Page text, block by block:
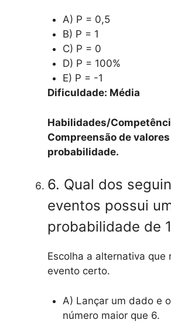
A) P = 0,5
B) P = 1
C) P = 0
D) P = 100%
E) P = -1
Dificuldade: Média
Habilidades/
Compreensão de
probabilidade.
6. Qual dos
eventos possui
probabilidade de
Escolha a alternativa que
evento certo.
A) Lançar um dado e
número maior que 6.